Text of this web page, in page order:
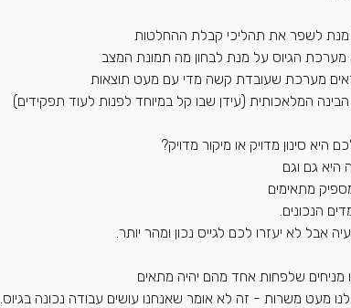
הגיוס על מנת לבחון מה תמונת המצב
מערכת שעובדת קשה מדי עם מעט תוצאות
המלאכותית (עידן שבו קל במיוחד לפנות לעוד תפקידים)
סינון מדויק או מיקור מדויק?
היא גם וגם
מתאימים
הנכונים.
אבל לא יעזרו לכם לגייס נכון ומהר יותר.
שלפחות אחד מהם יהיה מתאים
מעט משרות - זה לא אומר שאנחנו עושים עבודה נכונה בגיוס.